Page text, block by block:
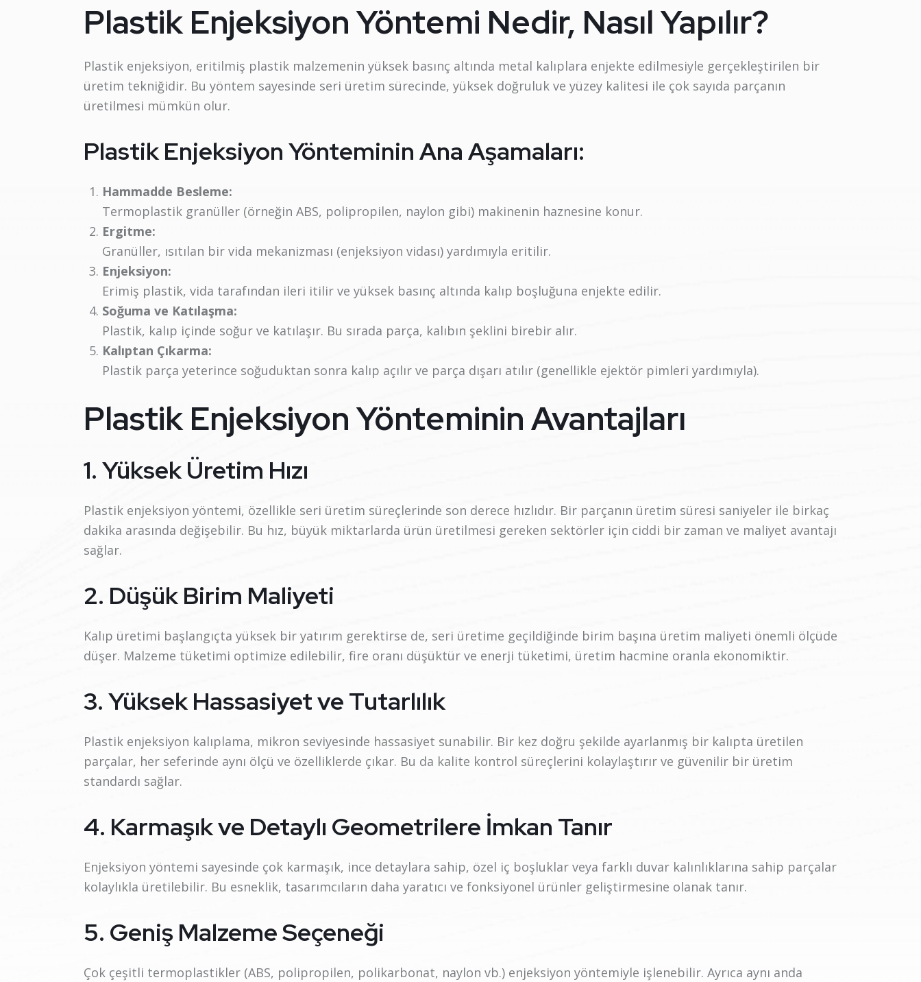
Plastik Enjeksiyon Yöntemi Nedir, Nasıl Yapılır?
Plastik enjeksiyon, eritilmiş plastik malzemenin yüksek basınç altında metal kalıplara enjekte edilmesiyle gerçekleştirilen bir
üretim tekniğidir. Bu yöntem sayesinde seri üretim sürecinde, yüksek doğruluk ve yüzey kalitesi ile çok sayıda parçanın
üretilmesi mümkün olur.
Plastik Enjeksiyon Yönteminin Ana Aşamaları:
Hammadde Besleme:
Termoplastik granüller (örneğin ABS, polipropilen, naylon gibi) makinenin haznesine konur.
Ergitme:
Granüller, ısıtılan bir vida mekanizması (enjeksiyon vidası) yardımıyla eritilir.
Enjeksiyon:
Erimiş plastik, vida tarafından ileri itilir ve yüksek basınç altında kalıp boşluğuna enjekte edilir.
Soğuma ve Katılaşma:
Plastik, kalıp içinde soğur ve katılaşır. Bu sırada parça, kalıbın şeklini birebir alır.
Kalıptan Çıkarma:
Plastik parça yeterince soğuduktan sonra kalıp açılır ve parça dışarı atılır (genellikle ejektör pimleri yardımıyla).
Plastik Enjeksiyon Yönteminin Avantajları
1. Yüksek Üretim Hızı
Plastik enjeksiyon yöntemi, özellikle seri üretim süreçlerinde son derece hızlıdır. Bir parçanın üretim süresi saniyeler ile birkaç
dakika arasında değişebilir. Bu hız, büyük miktarlarda ürün üretilmesi gereken sektörler için ciddi bir zaman ve maliyet avantajı
sağlar.
2. Düşük Birim Maliyeti
Kalıp üretimi başlangıçta yüksek bir yatırım gerektirse de, seri üretime geçildiğinde birim başına üretim maliyeti önemli ölçüde
düşer. Malzeme tüketimi optimize edilebilir, fire oranı düşüktür ve enerji tüketimi, üretim hacmine oranla ekonomiktir.
3. Yüksek Hassasiyet ve Tutarlılık
Plastik enjeksiyon kalıplama, mikron seviyesinde hassasiyet sunabilir. Bir kez doğru şekilde ayarlanmış bir kalıpta üretilen
parçalar, her seferinde aynı ölçü ve özelliklerde çıkar. Bu da kalite kontrol süreçlerini kolaylaştırır ve güvenilir bir üretim
standardı sağlar.
4. Karmaşık ve Detaylı Geometrilere İmkan Tanır
Enjeksiyon yöntemi sayesinde çok karmaşık, ince detaylara sahip, özel iç boşluklar veya farklı duvar kalınlıklarına sahip parçalar
kolaylıkla üretilebilir. Bu esneklik, tasarımcıların daha yaratıcı ve fonksiyonel ürünler geliştirmesine olanak tanır.
5. Geniş Malzeme Seçeneği
Çok çeşitli termoplastikler (ABS, polipropilen, polikarbonat, naylon vb.) enjeksiyon yöntemiyle işlenebilir. Ayrıca aynı anda